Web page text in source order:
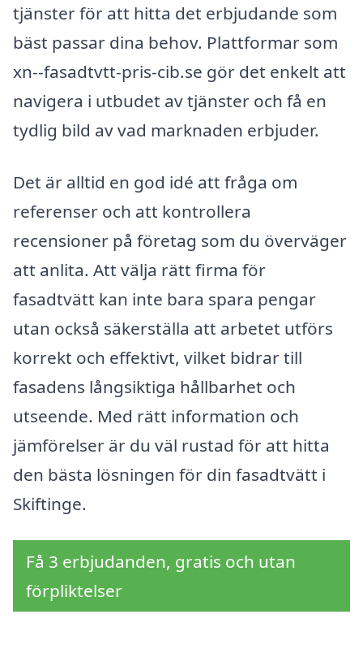
tjänster för att hitta det erbjudande som
bäst passar dina behov. Plattformar som
xn--fasadtvtt-pris-cib.se gör det enkelt att
navigera i utbudet av tjänster och få en
tydlig bild av vad marknaden erbjuder.
Det är alltid en god idé att fråga om
referenser och att kontrollera
recensioner på företag som du överväger
att anlita. Att välja rätt firma för
fasadtvätt kan inte bara spara pengar
utan också säkerställa att arbetet utförs
korrekt och effektivt, vilket bidrar till
fasadens långsiktiga hållbarhet och
utseende. Med rätt information och
jämförelser är du väl rustad för att hitta
den bästa lösningen för din fasadtvätt i
Skiftinge.
Få 3 erbjudanden, gratis och utan
förpliktelser